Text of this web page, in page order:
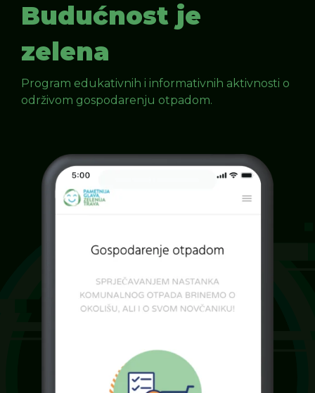
Budućnost je
zelena
Program edukativnih i informativnih aktivnosti o
održivom gospodarenju otpadom.